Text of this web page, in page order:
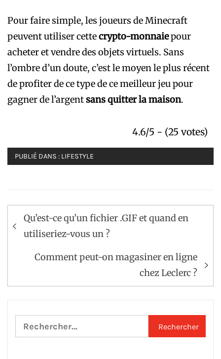
Pour faire simple, les joueurs de Minecraft
peuvent utiliser cettecrypto-monnaiepour
acheter et vendre des objets virtuels. Sans
l’ombre d’un doute, c’est le moyen le plus récent
de profiter de ce type de ce meilleur jeu pour
gagner de l’argentsans quitter la maison.
4.6/5 - (25 votes)
PUBLIÉ DANS : LIFESTYLE
Navigation
de
Qu’est-ce qu’un fichier .GIF et quand en
utiliseriez-vous un ?
Comment peut-on magasiner en ligne
chez Leclerc ?
Rechercher :